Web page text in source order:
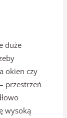
duże
okien czy
przestrzeń
wysoką